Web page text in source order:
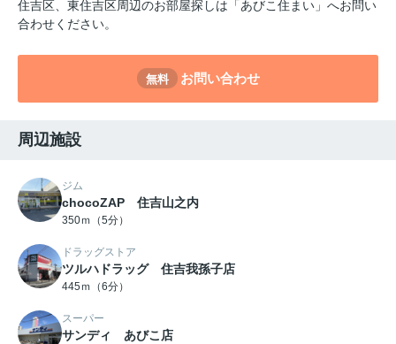
住吉区、東住吉区周辺のお部屋探しは「あびこ住まい」へお問い
合わせください。
無料 お問い合わせ
周辺施設
ジム
chocoZAP 住吉山之内
350ｍ（5分）
ドラッグストア
ツルハドラッグ 住吉我孫子店
445ｍ（6分）
スーパー
サンディ あびこ店